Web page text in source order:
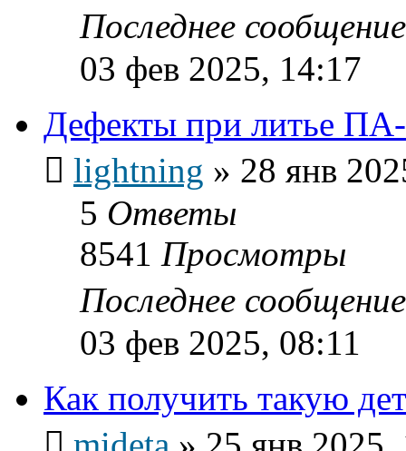
Последнее
03 фев 2025, 14:17
Дефекты при литье
lightning » 28 янв
5 Ответы
8541 Просмотры
Последнее
03 фев 2025, 08:11
Как получить такую